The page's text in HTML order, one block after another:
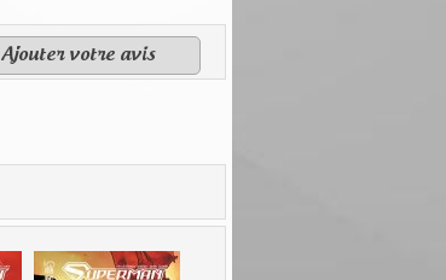
Ajouter votre avis